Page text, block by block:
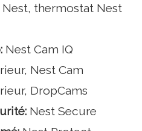
thermostat Nest
Nest Cam IQ
Nest Cam
DropCams
Nest Secure